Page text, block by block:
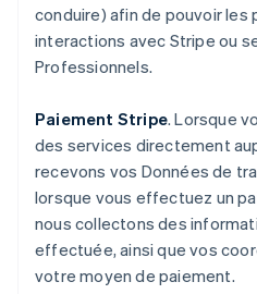
conduire) afin de pouvoir
interactions avec Stripe ou
Professionnels.
Paiement Stripe. Lorsque
des services directement
recevons vos Données de
lorsque vous effectuez un
nous collectons des
effectuée, ainsi que vos
votre moyen de paiement.